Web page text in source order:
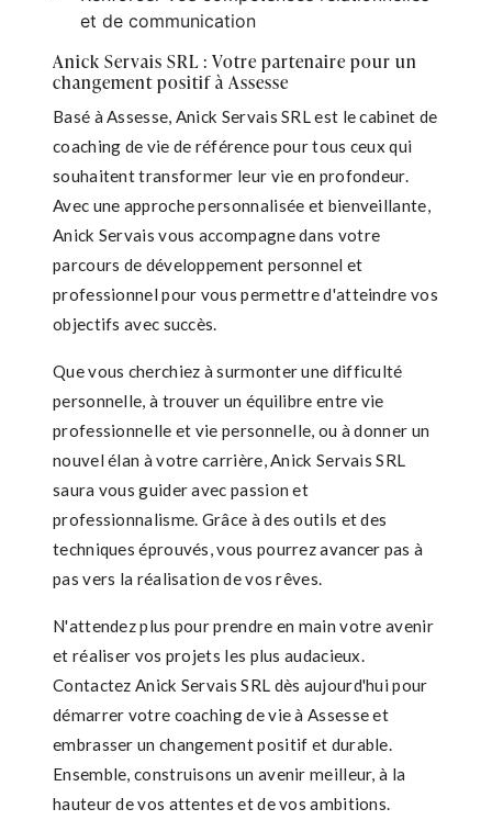
et de communication
Anick Servais SRL : Votre partenaire pour un
changement positif à Assesse
Basé à Assesse, Anick Servais SRL est le cabinet de
coaching de vie de référence pour tous ceux qui
souhaitent transformer leur vie en profondeur.
Avec une approche personnalisée et bienveillante,
Anick Servais vous accompagne dans votre
parcours de développement personnel et
professionnel pour vous permettre d'atteindre vos
objectifs avec succès.
Que vous cherchiez à surmonter une difficulté
personnelle, à trouver un équilibre entre vie
professionnelle et vie personnelle, ou à donner un
nouvel élan à votre carrière, Anick Servais SRL
saura vous guider avec passion et
professionnalisme. Grâce à des outils et des
techniques éprouvés, vous pourrez avancer pas à
pas vers la réalisation de vos rêves.
N'attendez plus pour prendre en main votre avenir
et réaliser vos projets les plus audacieux.
Contactez Anick Servais SRL dès aujourd'hui pour
démarrer votre coaching de vie à Assesse et
embrasser un changement positif et durable.
Ensemble, construisons un avenir meilleur, à la
hauteur de vos attentes et de vos ambitions.